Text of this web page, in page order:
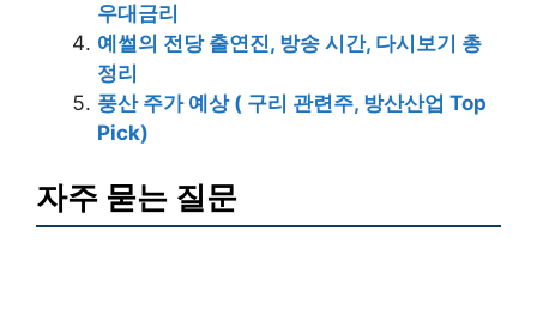
우대금리
예썰의 전당 출연진, 방송 시간, 다시보기 총
정리
풍산 주가 예상 ( 구리 관련주, 방산산업 Top
Pick)
자주 묻는 질문